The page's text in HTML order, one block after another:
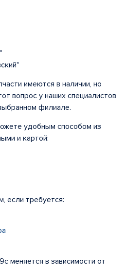
имеются в наличии, но
вопрос у наших специалистов
филиале.
удобным способом из
и картой:
если требуется:
меняется в зависимости от